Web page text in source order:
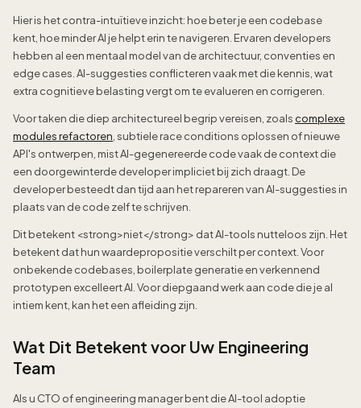
Hier is het contra-intuïtieve inzicht: hoe beter je een codebase
kent, hoe minder AI je helpt erin te navigeren. Ervaren developers
hebben al een mentaal model van de architectuur, conventies en
edge cases. AI-suggesties conflicteren vaak met die kennis, wat
extra cognitieve belasting vergt om te evalueren en corrigeren.
Voor taken die diep architectureel begrip vereisen, zoals complexe
modules refactoren , subtiele race conditions oplossen of nieuwe
API's ontwerpen, mist AI-gegenereerde code vaak de context die
een doorgewinterde developer impliciet bij zich draagt. De
developer besteedt dan tijd aan het repareren van AI-suggesties in
plaats van de code zelf te schrijven.
Dit betekent <strong>niet</strong> dat AI-tools nutteloos zijn. Het
betekent dat hun waardepropositie verschilt per context. Voor
onbekende codebases, boilerplate generatie en verkennend
prototypen excelleert AI. Voor diepgaand werk aan code die je al
intiem kent, kan het een afleiding zijn.
Wat Dit Betekent voor Uw Engineering
Team
Als u CTO of engineering manager bent die AI-tool adoptie